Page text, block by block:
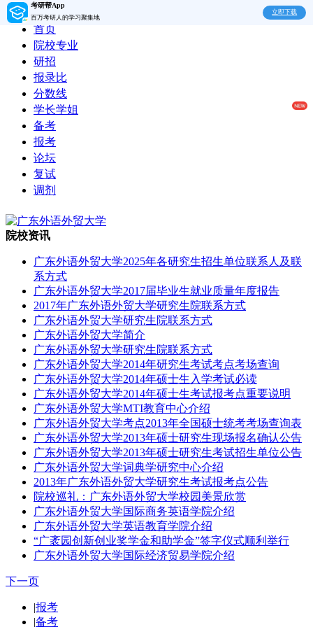
考研帮App
百万考研人的学习聚集地
立即下载
首页
院校专业
研招
报录比
分数线
学长学姐
备考
报考
论坛
复试
调剂
院校资讯
广东外语外贸大学2025年各研究生招生单位联系人及联
系方式
广东外语外贸大学2017届毕业生就业质量年度报告
2017年广东外语外贸大学研究生院联系方式
广东外语外贸大学研究生院联系方式
广东外语外贸大学简介
广东外语外贸大学研究生院联系方式
广东外语外贸大学2014年研究生考试考点考场查询
广东外语外贸大学2014年硕士生入学考试必读
广东外语外贸大学2014年硕士生考试报考点重要说明
广东外语外贸大学MTI教育中心介绍
广东外语外贸大学考点2013年全国硕士统考考场查询表
广东外语外贸大学2013年硕士研究生现场报名确认公告
广东外语外贸大学2013年硕士研究生考试招生单位公告
广东外语外贸大学词典学研究中心介绍
2013年广东外语外贸大学研究生考试报考点公告
院校巡礼：广东外语外贸大学校园美景欣赏
广东外语外贸大学国际商务英语学院介绍
广东外语外贸大学英语教育学院介绍
“广袤园创新创业奖学金和助学金”签字仪式顺利举行
广东外语外贸大学国际经济贸易学院介绍
下一页
|报考
|备考